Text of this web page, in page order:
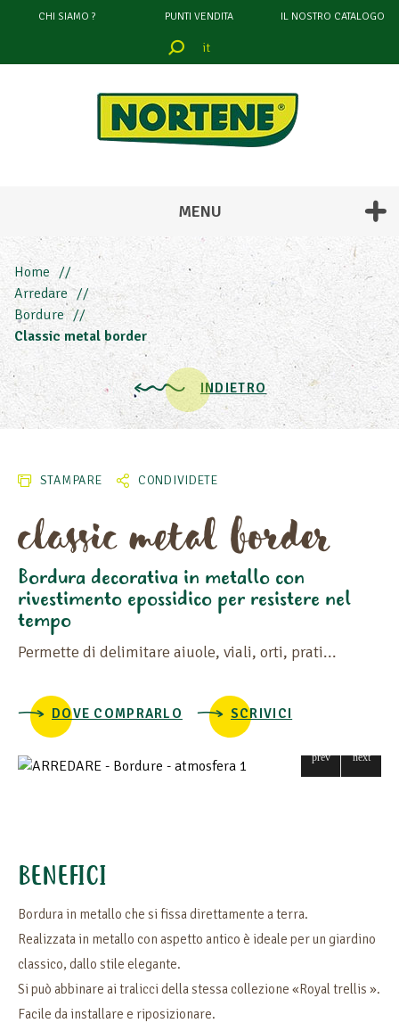
CHI SIAMO ? PUNTI VENDITA IL NOSTRO CATALOGO
it
MENU
Home
Arredare
Bordure
Classic metal border
INDIETRO
STAMPARE CONDIVIDETE
classic metal border
Bordura decorativa in metallo con
rivestimento epossidico per resistere nel
tempo
Permette di delimitare aiuole, viali, orti, prati...
DOVE COMPRARLO SCRIVICI
BENEFICI
Bordura in metallo che si fissa direttamente a terra.
Realizzata in metallo con aspetto antico è ideale per un giardino
classico, dallo stile elegante.
Si può abbinare ai tralicci della stessa collezione «Royal trellis ».
Facile da installare e riposizionare.
filtrare
attraverso
ALTEZZA
LUNGHEZZA
LARGHEZZA
MATERIA